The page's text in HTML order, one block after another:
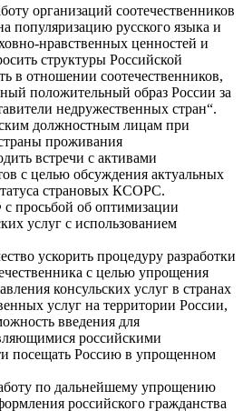
организаций соотечественников
популяризацию русского языка и
нравственных ценностей и
структуры Российской
в отношении соотечественников,
положительный образ России за
недружественных стран“.
должностным лицам при
проживания
встречи с активами
с целью обсуждения актуальных
страновых КСОРС.
просьбой об оптимизации
услуг с использованием
ускорить процедуру разработки
с целью упрощения
консульских услуг в странах
услуг на территории России,
введения для
российскими
посещать Россию в упрощенном
по дальнейшему упрощению
российского гражданства